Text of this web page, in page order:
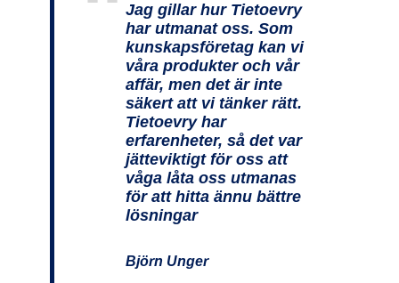
Jag gillar hur Tietoevry
har utmanat oss. Som
kunskapsföretag kan vi
våra produkter och vår
affär, men det är inte
säkert att vi tänker rätt.
Tietoevry har
erfarenheter, så det var
jätteviktigt för oss att
våga låta oss utmanas
för att hitta ännu bättre
lösningar
Björn Unger